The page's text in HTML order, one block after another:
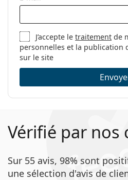
J’accepte letraitement de
personnelles et la publication
sur le site
Vérifié par nos
Sur 55 avis, 98% sont
une sélection d'avis de